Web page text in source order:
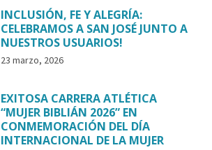
INCLUSIÓN, FE Y ALEGRÍA:
CELEBRAMOS A SAN JOSÉ JUNTO A
NUESTROS USUARIOS!
23 marzo, 2026
EXITOSA CARRERA ATLÉTICA
“MUJER BIBLIÁN 2026” EN
CONMEMORACIÓN DEL DÍA
INTERNACIONAL DE LA MUJER